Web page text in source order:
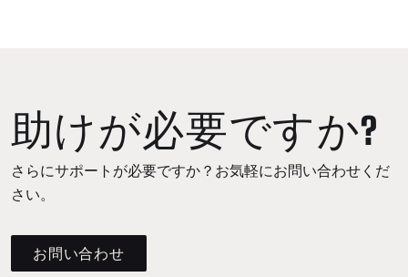
助けが必要ですか?
さらにサポートが必要ですか？お気軽にお問い合わせくだ
さい。
お問い合わせ